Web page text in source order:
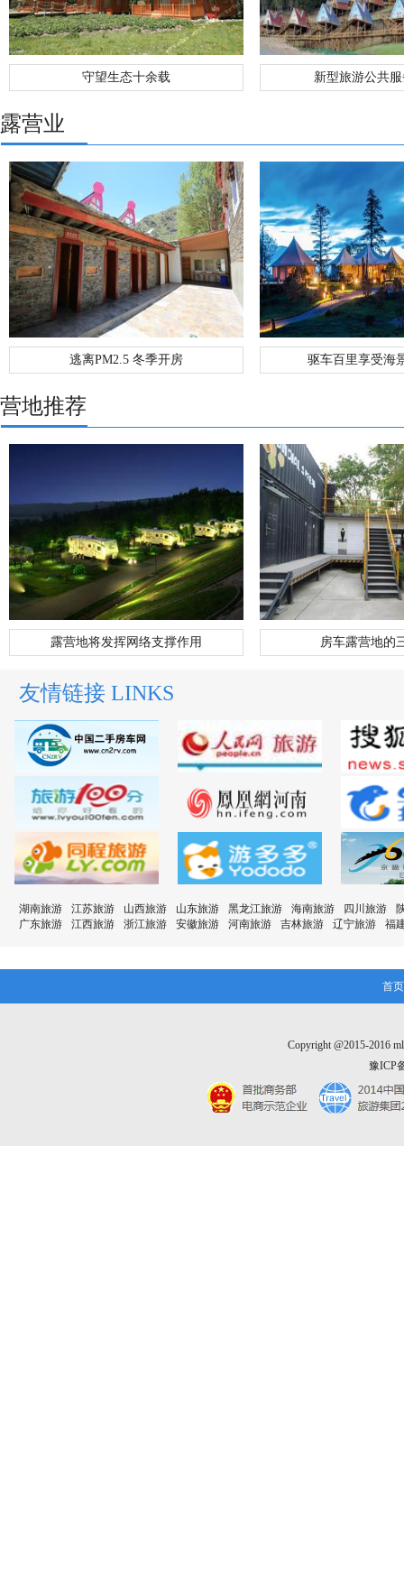
守望生态十余载 新型旅游公共
露营业
逃离PM2.5 冬季开房 驱车百里享受海
营地推荐
露营地将发挥网络支撑作用 房车露营地的
友情链接 LINKS
湖南旅游 江苏旅游 山西旅游 山东旅游 黑龙江旅游 海南旅游 四川旅游
广东旅游
江西旅游 浙江旅游 安徽旅游 河南旅游 吉林旅游 辽宁旅游 福
首页
Copyright @2015-2016
豫ICP